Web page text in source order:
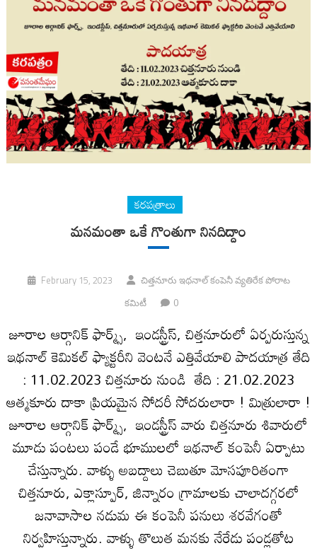
కరపత్రాలు
మనమంతా ఒకే గొంతుగా నినదిద్దాం
February 15, 2023
చిత్తనూరు ఇథనాల్‌ కంపెనీ వ్యతిరేక పోరాట
కమిటీ
0
జూరాల ఆర్గానిక్‌ ఫార్మ్స్‌, ఇండస్ట్రీస్‌, చిత్తనూరులో ఏర్పరుస్తున్న
ఇథనాల్‌ కెమికల్‌ ఫ్యాక్టరీని వెంటనే ఎత్తివేయాలి పాదయాత్ర తేది
: 11.02.2023 చిత్తనూరు నుండి తేది : 21.02.2023
ఆత్మకూరు దాకా ప్రియమైన సోదరీ సోదరులారా ! మిత్రులారా !
జూరాల ఆర్గానిక్‌ ఫార్మ్స్‌, ఇండస్ట్రీస్‌ వారు చిత్తనూరు శివారులో
మూడు పంటలు పండే భూములలో ఇథనాల్‌ కంపెనీ ఏర్పాటు
చేస్తున్నారు. వాళ్ళు అబద్దాలు చెబుతూ మోసపూరితంగా
చిత్తనూరు, ఎక్లాస్పూర్‌, జిన్నారం గ్రామాలకు చాలాదగ్గరలో
జనావాసాల నడుమ ఈ కంపెనీ పనులు శరవేగంతో
నిర్వహిస్తున్నారు. వాళ్ళు తొలుత మనకు నేరేడు పండ్లతోట